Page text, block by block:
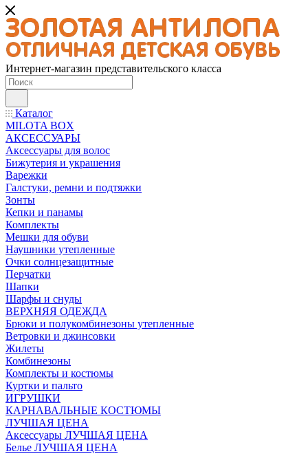
Интернет-магазин представительского класса
Каталог
MILOTA BOX
АКСЕССУАРЫ
Аксессуары для волос
Бижутерия и украшения
Варежки
Галстуки, ремни и подтяжки
Зонты
Кепки и панамы
Комплекты
Мешки для обуви
Наушники утепленные
Очки солнцезащитные
Перчатки
Шапки
Шарфы и снуды
ВЕРХНЯЯ ОДЕЖДА
Брюки и полукомбинезоны утепленные
Ветровки и джинсовки
Жилеты
Комбинезоны
Комплекты и костюмы
Куртки и пальто
ИГРУШКИ
КАРНАВАЛЬНЫЕ КОСТЮМЫ
ЛУЧШАЯ ЦЕНА
Аксессуары ЛУЧШАЯ ЦЕНА
Белье ЛУЧШАЯ ЦЕНА